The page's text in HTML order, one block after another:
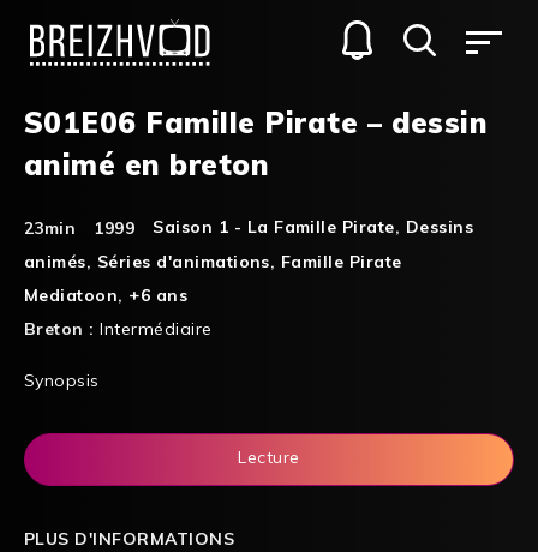
S01E06 Famille Pirate – dessin
animé en breton
23min 1999 Saison 1 - La Famille Pirate, Dessins
animés, Séries d'animations, Famille Pirate
Mediatoon, +6 ans
Breton :Intermédiaire
Synopsis
Lecture
PLUS D'INFORMATIONS